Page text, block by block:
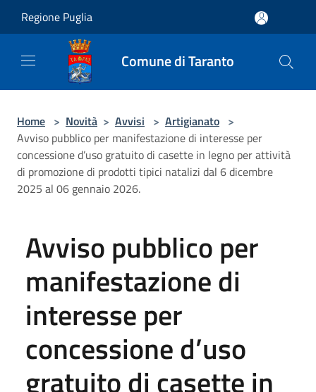
Regione Puglia
Comune di Taranto
Home > Novità > Avvisi > Artigianato >
Avviso pubblico per manifestazione di interesse per
concessione d’uso gratuito di casette in legno per attività
di promozione di prodotti tipici natalizi dal 6 dicembre
2025 al 06 gennaio 2026.
Avviso pubblico per
manifestazione di
interesse per
concessione d’uso
gratuito di casette in